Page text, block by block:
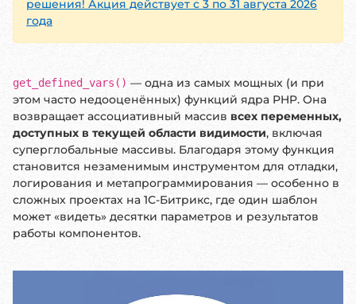
решения! Акция действует с 3 по 31 августа 2026
года
get_defined_vars() — одна из самых мощных (и при
этом часто недооценённых) функций ядра PHP. Она
возвращает ассоциативный массив всех переменных,
доступных в текущей области видимости, включая
суперглобальные массивы. Благодаря этому функция
становится незаменимым инструментом для отладки,
логирования и метапрограммирования — особенно в
сложных проектах на 1С-Битрикс, где один шаблон
может «видеть» десятки параметров и результатов
работы компонентов.